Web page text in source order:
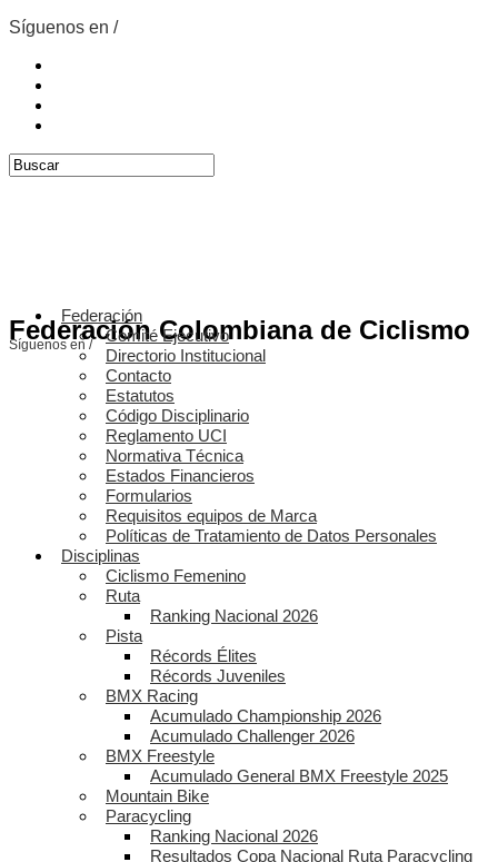
Síguenos en /
Federación Colombiana de Ciclismo
Síguenos en /
Federación
Comité Ejecutivo
Directorio Institucional
Contacto
Estatutos
Código Disciplinario
Reglamento UCI
Normativa Técnica
Estados Financieros
Formularios
Requisitos equipos de Marca
Políticas de Tratamiento de Datos Personales
Disciplinas
Ciclismo Femenino
Ruta
Ranking Nacional 2026
Pista
Récords Élites
Récords Juveniles
BMX Racing
Acumulado Championship 2026
Acumulado Challenger 2026
BMX Freestyle
Acumulado General BMX Freestyle 2025
Mountain Bike
Paracycling
Ranking Nacional 2026
Resultados Copa Nacional Ruta Paracycling